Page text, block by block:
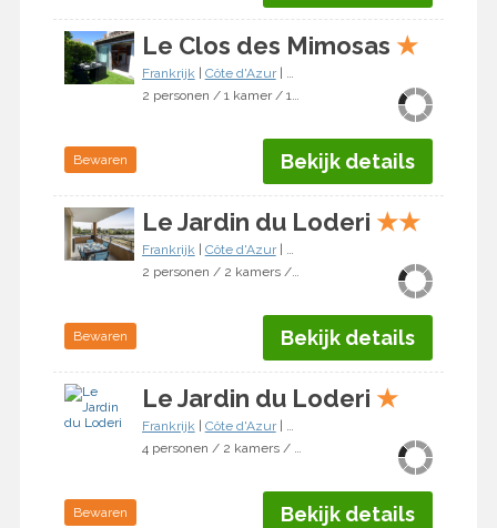
Le Clos des Mimosas ★
Frankrijk Côte d'Azur| Bormes-les-Mimosas
2 personen / 1 kamer / 1 slaapkamer
Bewaren Bekijk details
Le Jardin du Loderi ★★
Frankrijk Côte d'Azur| Bormes-les-Mimosas
2 personen / 2 kamers / 1 slaapkamer
Bewaren Bekijk details
Le Jardin du Loderi ★
Frankrijk Côte d'Azur| Bormes-les-Mimosas
4 personen / 2 kamers / 1 slaapkamer
Bewaren Bekijk details